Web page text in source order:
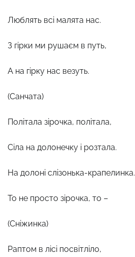
Люблять всі малята нас.
З гірки ми рушаєм в путь,
А на гірку нас везуть.
(Санчата)
Політала зірочка, політала,
Сіла на долонечку і розтала.
На долоні слізонька-крапелинка.
То не просто зірочка, то –
(Сніжинка)
Раптом в лісі посвітліло,